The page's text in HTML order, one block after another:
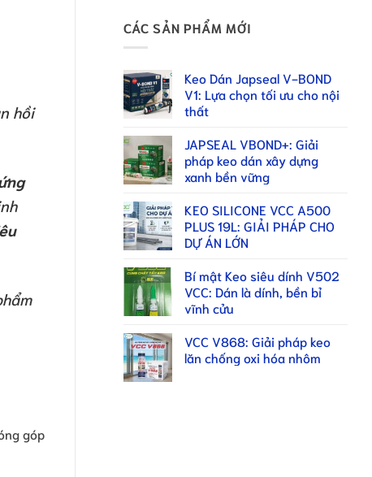
hồi
góp
CÁC SẢN PHẨM MỚI
Keo Dán Japseal V-BOND
V1: Lựa chọn tối ưu cho nội
thất
JAPSEAL VBOND+: Giải
pháp keo dán xây dựng
xanh bền vững
KEO SILICONE VCC A500
PLUS 19L: GIẢI PHÁP CHO
DỰ ÁN LỚN
Bí mật Keo siêu dính V502
VCC: Dán là dính, bền bỉ
vĩnh cửu
VCC V868: Giải pháp keo
lăn chống oxi hóa nhôm